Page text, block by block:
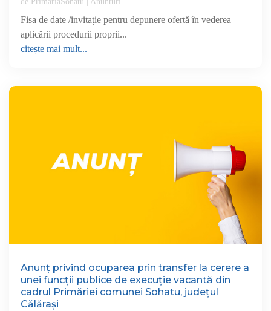
Fisa de date /invitație pentru depunere ofertă în vederea
aplicării procedurii proprii...
citește mai mult...
Anunț privind ocuparea prin transfer la cerere a
unei funcții publice de execuție vacantă din
cadrul Primăriei comunei Sohatu, județul
Călărași